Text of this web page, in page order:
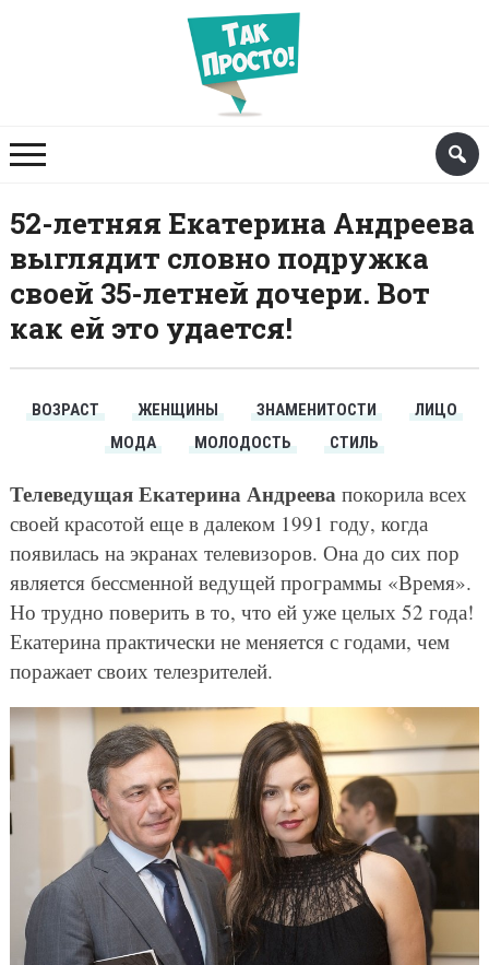
52-летняя Екатерина Андреева
выглядит словно подружка
своей 35-летней дочери. Вот
как ей это удается!
ВОЗРАСТ ЖЕНЩИНЫ ЗНАМЕНИТОСТИ
ЛИЦО
МОДА
МОЛОДОСТЬ СТИЛЬ
Телеведущая Екатерина Андреевапокорила всех
своей красотой еще в далеком 1991 году, когда
появилась на экранах телевизоров. Она до сих пор
является бессменной ведущей программы «Время».
Но трудно поверить в то, что ей уже целых 52 года!
Екатерина практически не меняется с годами, чем
поражает своих телезрителей.